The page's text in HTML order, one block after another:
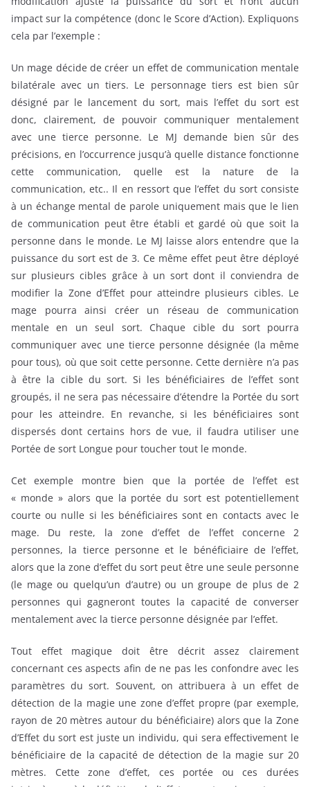
impact sur la compétence (donc le Score d’Action). Expliquons
cela par l’exemple :
Un mage décide de créer un effet de communication mentale
bilatérale avec un tiers. Le personnage tiers est bien sûr
désigné par le lancement du sort, mais l’effet du sort est
donc, clairement, de pouvoir communiquer mentalement
avec une tierce personne. Le MJ demande bien sûr des
précisions, en l’occurrence jusqu’à quelle distance fonctionne
cette communication, quelle est la nature de la
communication, etc.. Il en ressort que l’effet du sort consiste
à un échange mental de parole uniquement mais que le lien
de communication peut être établi et gardé où que soit la
personne dans le monde. Le MJ laisse alors entendre que la
puissance du sort est de 3. Ce même effet peut être déployé
sur plusieurs cibles grâce à un sort dont il conviendra de
modifier la Zone d’Effet pour atteindre plusieurs cibles. Le
mage pourra ainsi créer un réseau de communication
mentale en un seul sort. Chaque cible du sort pourra
communiquer avec une tierce personne désignée (la même
pour tous), où que soit cette personne. Cette dernière n’a pas
à être la cible du sort. Si les bénéficiaires de l’effet sont
groupés, il ne sera pas nécessaire d’étendre la Portée du sort
pour les atteindre. En revanche, si les bénéficiaires sont
dispersés dont certains hors de vue, il faudra utiliser une
Portée de sort Longue pour toucher tout le monde.
Cet exemple montre bien que la portée de l’effet est
« monde » alors que la portée du sort est potentiellement
courte ou nulle si les bénéficiaires sont en contacts avec le
mage. Du reste, la zone d’effet de l’effet concerne 2
personnes, la tierce personne et le bénéficiaire de l’effet,
alors que la zone d’effet du sort peut être une seule personne
(le mage ou quelqu’un d’autre) ou un groupe de plus de 2
personnes qui gagneront toutes la capacité de converser
mentalement avec la tierce personne désignée par l’effet.
Tout effet magique doit être décrit assez clairement
concernant ces aspects afin de ne pas les confondre avec les
paramètres du sort. Souvent, on attribuera à un effet de
détection de la magie une zone d’effet propre (par exemple,
rayon de 20 mètres autour du bénéficiaire) alors que la Zone
d’Effet du sort est juste un individu, qui sera effectivement le
bénéficiaire de la capacité de détection de la magie sur 20
mètres. Cette zone d’effet, ces portée ou ces durées